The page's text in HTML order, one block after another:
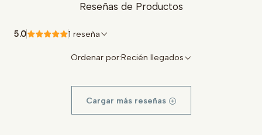
Reseñas de Productos
5.0 1 reseña
Ordenar por:Recién llegados
Cargar más reseñas